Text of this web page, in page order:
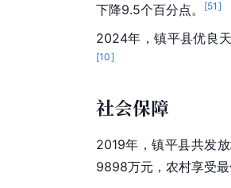
下降9.5个百分点。
[51 ]
2024年，镇平县优良
[10]
社会保障
2019年，镇平县共发
9898万元，农村享受